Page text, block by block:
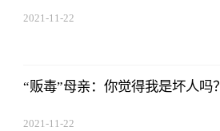
2021-11-22
“贩毒”母亲：你觉得我是坏人吗？
2021-11-22